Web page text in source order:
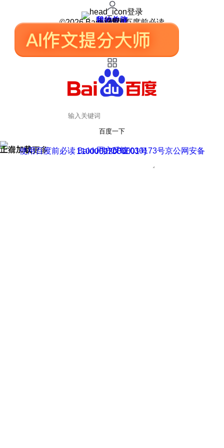
登录
我的关注
我的收藏
皮肤中心
用户反馈
设置
©2026 Baidu 使用百度前必读
百度一下
正在加载
上滑加载更多 用户反馈
使用百度前必读 Baidu 京ICP证030173号
京公网安备11000002000001号